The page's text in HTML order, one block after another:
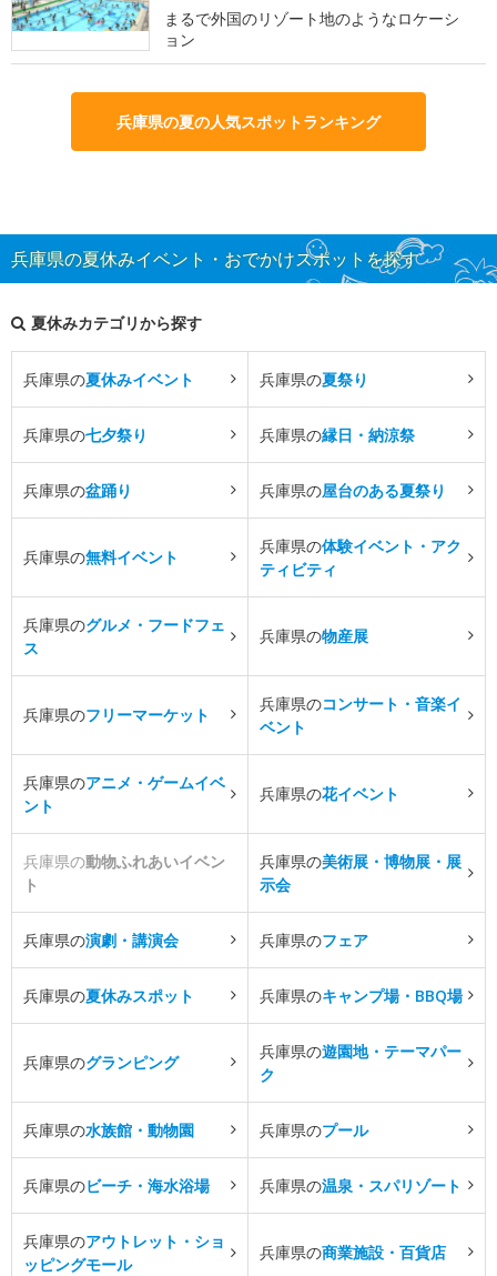
まるで外国のリゾート地のようなロケーシ
ョン
兵庫県の夏の人気スポットランキング
兵庫県の夏休みイベント・おでかけスポットを探す
夏休みカテゴリから探す
兵庫県の夏休みイベント 兵庫県の夏祭り
兵庫県の七夕祭り 兵庫県の縁日・納涼祭
兵庫県の盆踊り 兵庫県の屋台のある夏祭り
兵庫県の無料イベント
兵庫県の体験イベント・アク
ティビティ
兵庫県のグルメ・フードフェ
ス
兵庫県の物産展
兵庫県のフリーマーケット
兵庫県のコンサート・音楽イ
ベント
兵庫県のアニメ・ゲームイベ
ント
兵庫県の花イベント
兵庫県の動物ふれあいイベン
ト
兵庫県の美術展・博物展・展
示会
兵庫県の演劇・講演会 兵庫県のフェア
兵庫県の夏休みスポット 兵庫県のキャンプ場・BBQ場
兵庫県のグランピング
兵庫県の遊園地・テーマパー
ク
兵庫県の水族館・動物園 兵庫県のプール
兵庫県のビーチ・海水浴場 兵庫県の温泉・スパリゾート
兵庫県のアウトレット・ショ
ッピングモール
兵庫県の商業施設・百貨店